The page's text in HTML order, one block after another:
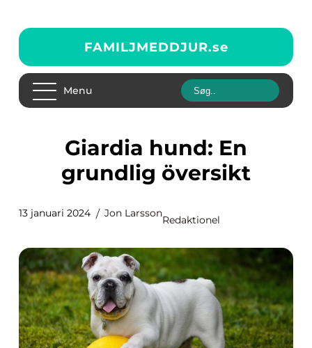
FAMILJMEDDJUR.se
Menu
Giardia hund: En
grundlig översikt
13 januari 2024 Jon Larsson
Redaktionel